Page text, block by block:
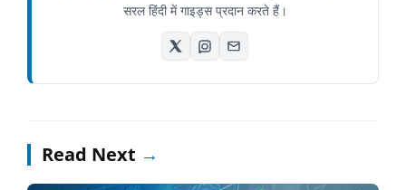
सरल हिंदी में गाइड्स प्रदान करते हैं।
Read Next →